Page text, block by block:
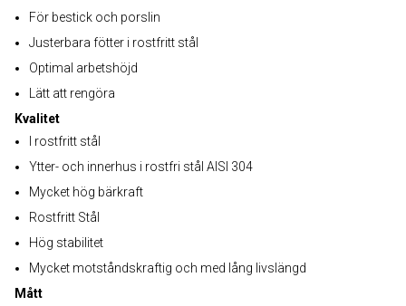
För bestick och porslin
Justerbara fötter i rostfritt stål
Optimal arbetshöjd
Lätt att rengöra
Kvalitet
I rostfritt stål
Ytter- och innerhus i rostfri stål AISI 304
Mycket hög bärkraft
Rostfritt Stål
Hög stabilitet
Mycket motståndskraftig och med lång livslängd
Mått